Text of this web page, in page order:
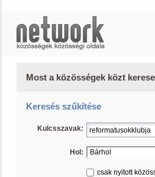
Most a közösségek közt
Keresés szűkítése
Kulcsszavak:
Hol:
csak nyitott